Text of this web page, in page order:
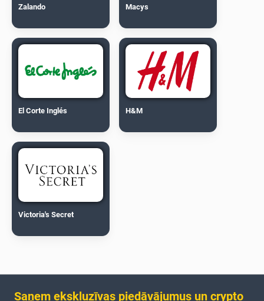
Zalando Macys
El Corte Inglés H&M
Victoria's Secret
Saņem ekskluzīvas piedāvājumus un crypto